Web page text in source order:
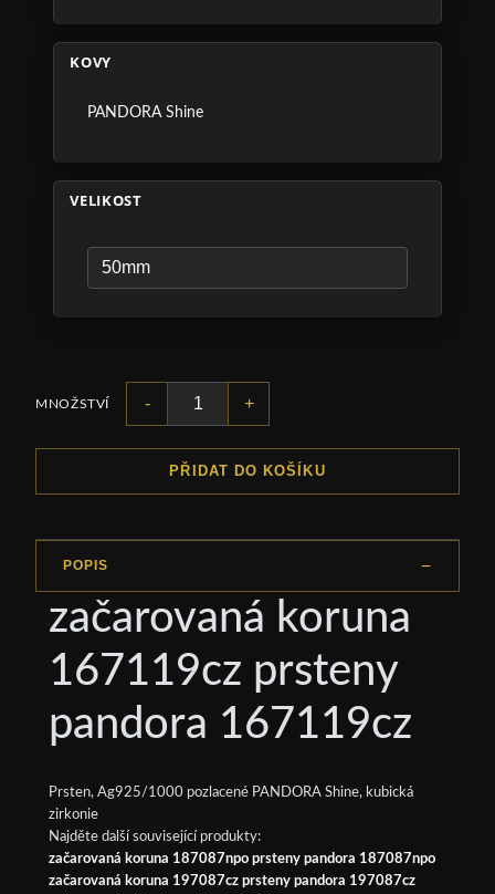
KOVY
PANDORA Shine
VELIKOST
MNOŽSTVÍ - +
PŘIDAT DO KOŠÍKU
POPIS
začarovaná koruna
167119cz prsteny
pandora 167119cz
Prsten, Ag925/1000 pozlacené PANDORA Shine, kubická
zirkonie
Najděte další související produkty:
začarovaná koruna 187087npo prsteny pandora 187087npo
začarovaná koruna 197087cz prsteny pandora 197087cz